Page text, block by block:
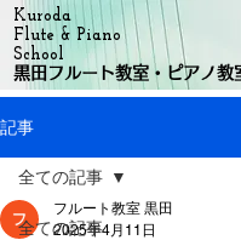
Kuroda
Flute & Piano
School
黒田フルート教室・ピアノ教
記事
全ての記事
全ての記事
フルート教室 黒田
2025年4月11日